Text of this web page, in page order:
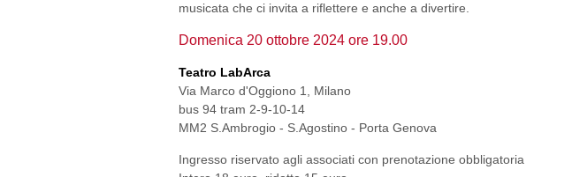
musicata che ci invita a riflettere e anche a divertire.
Domenica 20 ottobre 2024 ore 19.00
Teatro LabArca
Via Marco d'Oggiono 1, Milano
bus 94 tram 2-9-10-14
MM2 S.Ambrogio - S.Agostino - Porta Genova
Ingresso riservato agli associati con prenotazione obbligatoria